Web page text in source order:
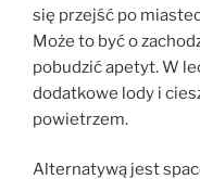
się przejść po
Może to być o
pobudzić apetyt. W
dodatkowe lody i
powietrzem.
Alternatywą jest